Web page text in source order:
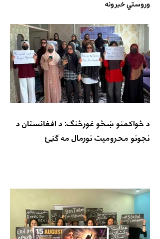
وروستي خبرونه
د ځواکمنو ښځو غورځنګ: د افغانستان د
نجونو محرومیت نورمال مه ګڼئ